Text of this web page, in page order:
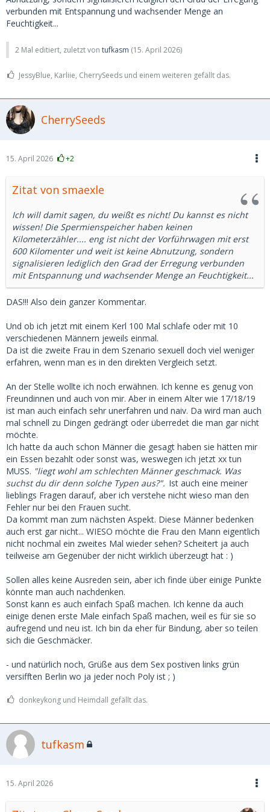
verbunden mit Entspannung und wachsender Menge an
Feuchtigkeit...
2 Mal editiert, zuletzt von tufkasm (15. April 2026)
JessyBlue, Karliie, CherrySeeds und einem weiteren gefällt das.
CherrySeeds
15. April 2026 +2
Zitat von smaexle
Ich will damit sagen, du weißt es nicht! Du kannst es nicht
wissen! Die Spermienspeicher haben keinen
Kilometerzähler.... eng ist nicht der Vorführwagen mit erst
600 Kilomenter und weit ist keine Abnutzung, sondern
signalisieren lediglich den Grad der Erregung verbunden
mit Entspannung und wachsender Menge an Feuchtigkeit...
DAS!!! Also dein ganzer Kommentar.
Und ob ich jetzt mit einem Kerl 100 Mal schlafe oder mit 10
verschiedenen Männern jeweils einmal.
Da ist die zweite Frau in dem Szenario sexuell doch viel weniger
erfahren, wenn man es in den direkten Vergleich setzt.
An der Stelle wollte ich noch erwähnen. Ich kenne es genug von
Freundinnen und auch von mir. Aber in einem Alter wie 17/18/19
ist man auch einfach sehr unerfahren und naiv. Da wird man auch
mal schnell zu Dingen gedrängt oder überredet die man gar nicht
möchte.
Ich hatte da auch schon Männer die gesagt haben sie hätten mir
ein Essen bezahlt oder sonst was, weswegen ich jetzt xx tun
MUSS. "liegt wohl am schlechten Männer geschmack. Was
suchst du dir denn solche Typen aus?". Ist auch eine meiner
lieblings Fragen darauf, aber ich verstehe nicht wieso man den
Fehler nur bei den Frauen sucht.
Da kommt man zum nächsten Aspekt. Diese Männer bedenken
auch erst gar nicht... WIESO möchte die Frau den Mann eigentlich
nicht nochmal ein zweites Mal wieder sehen? Scheitert ja auch
teilweise am Gegenüber der nicht wirklich überzeugt hat : )
Sollen alles keine Ausreden sein, aber ich finde über einige Punkte
könnte man auch nachdenken.
Sonst kann es auch einfach Spaß machen. Ich kenne da auch
einige denen erste Male einfach Spaß machen, weil es für sie so
aufregend und neu ist. Ich bin da eher für Bindung, aber so teilen
sich die Geschmäcker.
- und natürlich noch, Grüße aus dem Sex postiven links grün
versifften Berlin wo ja jeder noch Poly ist ; )
donkeykong und Heimdall gefällt das.
tufkasm
15. April 2026